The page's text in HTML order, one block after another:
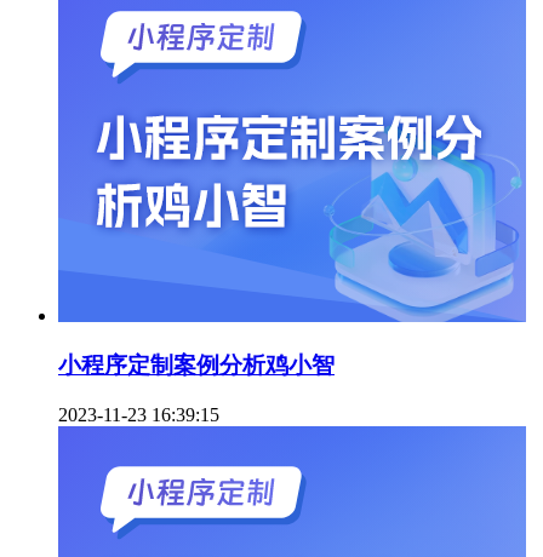
小程序定制案例分析鸡小智
2023-11-23 16:39:15